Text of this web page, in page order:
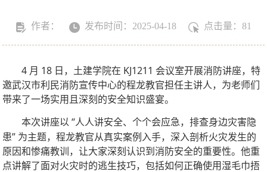
作者： 发布时间：2025-04-18 点击量： 81
4 月 18 日，土建学院在 KJ1211 会议室开展消防讲座，特
邀武汉市利民消防宣传中心的程龙教官担任主讲人，为老师们
带来了一场实用且深刻的安全知识盛宴。
本次讲座以 “人人讲安全、个个会应急，排查身边灾害隐
患” 为主题，程龙教官从真实案例入手，深入剖析火灾发生的
原因和惨痛教训，让大家深刻认识到消防安全的重要性。他重
点讲解了面对火灾时的逃生技巧，包括如何正确使用湿毛巾捂